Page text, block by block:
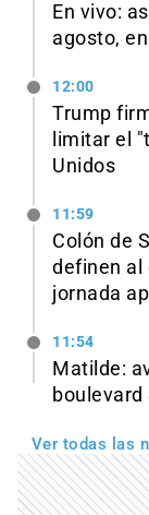
En vivo:
agosto,
12:00
Trump
limitar el
Unidos
11:59
Colón de
definen al
jornada
11:54
Matilde:
boulevard
Ver todas las